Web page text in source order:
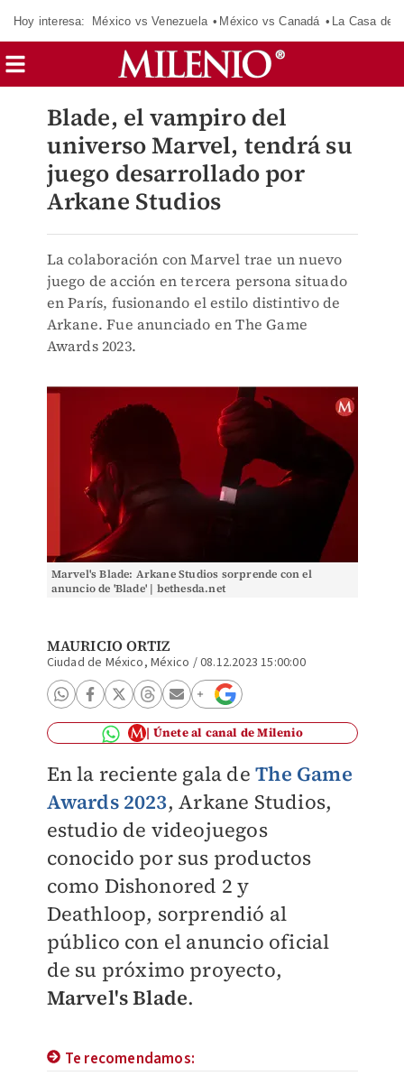
Hoy interesa: México vs Venezuela México vs Canadá La Casa de
Blade, el vampiro del
universo Marvel, tendrá su
juego desarrollado por
Arkane Studios
La colaboración con Marvel trae un nuevo
juego de acción en tercera persona situado
en París, fusionando el estilo distintivo de
Arkane. Fue anunciado en The Game
Awards 2023.
Marvel's Blade: Arkane Studios sorprende con el
anuncio de 'Blade' | bethesda.net
MAURICIO ORTIZ
Ciudad de México, México /08.12.2023 15:00:00
Únete al canal de Milenio
En la reciente gala deThe Game
Awards 2023, Arkane Studios,
estudio de videojuegos
conocido por sus productos
como Dishonored 2 y
Deathloop, sorprendió al
público con el anuncio oficial
de su próximo proyecto,
Marvel's Blade.
Te recomendamos: